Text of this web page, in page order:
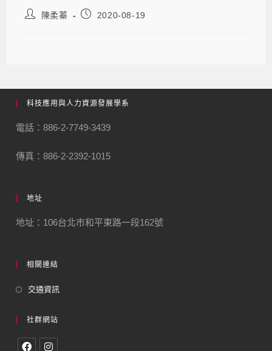
陳柔蓁 2020-08-19
科技應用與人力資源發展學系
電話：886-2-7749-3439
傳真：886-2-2392-1015
地址
地址：106台北市和平東路一段162號
相關連結
交通資訊
社群網站